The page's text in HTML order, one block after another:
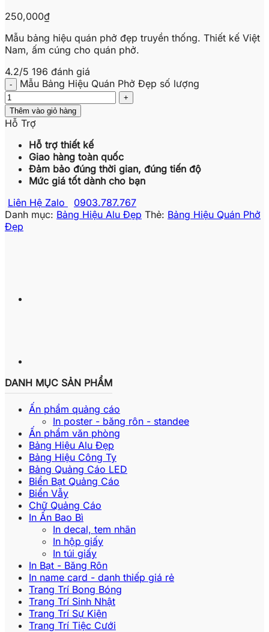
250,000₫
Mẫu bảng hiệu quán phở đẹp truyền thống. Thiết kế Việt
Nam, ấm cúng cho quán phở.
4.2/5 196 đánh giá
Mẫu Bảng Hiệu Quán Phở Đẹp số lượng
Thêm vào giỏ hàng
Hỗ Trợ
Hỗ trợ thiết kế
Giao hàng toàn quốc
Đảm bảo đúng thời gian, đúng tiến độ
Mức giá tốt dành cho bạn
Liên Hệ Zalo
0903.787.767
Danh mục: Bảng Hiệu Alu Đẹp Thẻ: Bảng Hiệu Quán Phở
Đẹp
DANH MỤC SẢN PHẨM
Ấn phẩm quảng cáo
In poster - băng rôn - standee
Ấn phẩm văn phòng
Bảng Hiệu Alu Đẹp
Bảng Hiệu Công Ty
Bảng Quảng Cáo LED
Biển Bạt Quảng Cáo
Biển Vẫy
Chữ Quảng Cáo
In Ấn Bao Bì
In decal, tem nhãn
In hộp giấy
In túi giấy
In Bạt - Băng Rôn
In name card - danh thiếp giá rẻ
Trang Trí Bong Bóng
Trang Trí Sinh Nhật
Trang Trí Sự Kiện
Trang Trí Tiệc Cưới